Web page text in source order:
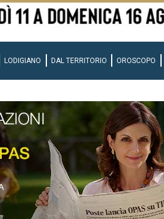
LODIGIANO DAL TERRITORIO OROSCOPO